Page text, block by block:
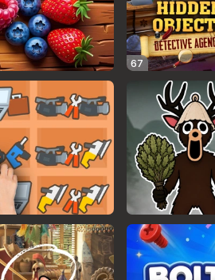
67